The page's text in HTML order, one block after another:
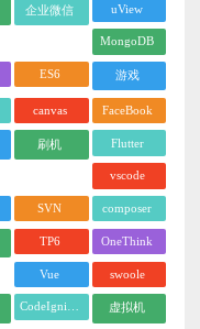
企业微信 uView
MongoDB
ES6 游戏
canvas FaceBook
刷机 Flutter
vscode
SVN composer
TP6 OneThink
Vue swoole
CodeIgniter 虚拟机